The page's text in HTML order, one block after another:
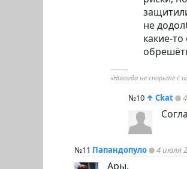
не
какие-
----------
«Никогда не спорьте с
№10 ↑ Ckat
№11 Папандопуло 4 июля
Ары.